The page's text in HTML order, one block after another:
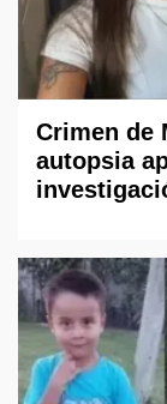
Crimen de
autopsia